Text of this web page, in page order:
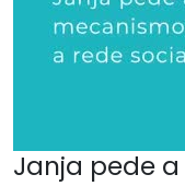
Janja pede